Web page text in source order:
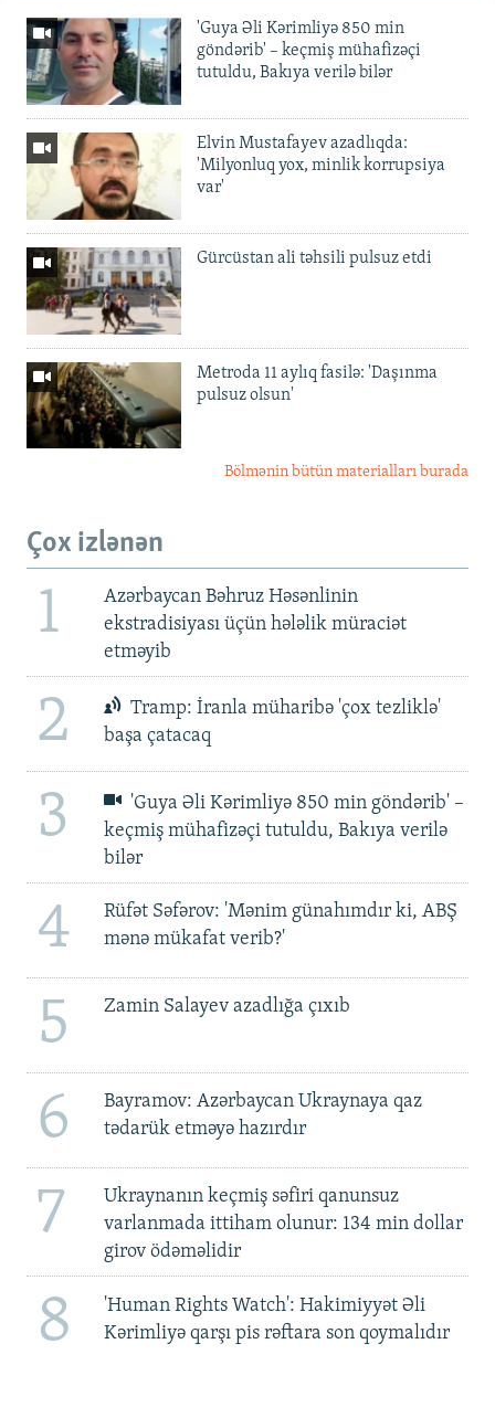
'Guya Əli Kərimliyə 850 min
göndərib' – keçmiş mühafizəçi
tutuldu, Bakıya verilə bilər
Elvin Mustafayev azadlıqda:
'Milyonluq yox, minlik korrupsiya
var'
Gürcüstan ali təhsili pulsuz etdi
Metroda 11 aylıq fasilə: 'Daşınma
pulsuz olsun'
Bölmənin bütün materialları burada
Çox izlənən
1
Azərbaycan Bəhruz Həsənlinin
ekstradisiyası üçün hələlik müraciət
etməyib
2
Tramp: İranla müharibə 'çox tezliklə'
başa çatacaq
3
'Guya Əli Kərimliyə 850 min göndərib' –
keçmiş mühafizəçi tutuldu, Bakıya verilə
bilər
4
Rüfət Səfərov: 'Mənim günahımdır ki, ABŞ
mənə mükafat verib?'
5 Zamin Salayev azadlığa çıxıb
6
Bayramov: Azərbaycan Ukraynaya qaz
tədarük etməyə hazırdır
7
Ukraynanın keçmiş səfiri qanunsuz
varlanmada ittiham olunur: 134 min dollar
girov ödəməlidir
8
'Human Rights Watch': Hakimiyyət Əli
Kərimliyə qarşı pis rəftara son qoymalıdır